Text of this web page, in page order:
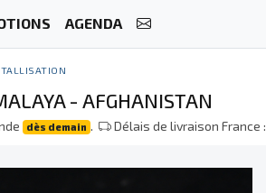
AGENDA
- AFGHANISTAN
dès demain . Délais de livraison France :